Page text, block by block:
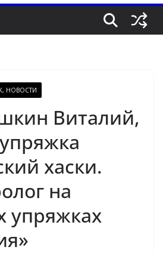
НОВОСТИ
Виталий,
хаски.
на
упряжках